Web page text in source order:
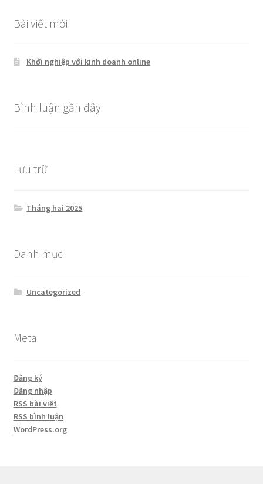
Bài viết mới
Khởi nghiệp với kinh doanh online
Bình luận gần đây
Lưu trữ
Tháng hai 2025
Danh mục
Uncategorized
Meta
Đăng ký
Đăng nhập
RSS bài viết
RSS bình luận
WordPress.org